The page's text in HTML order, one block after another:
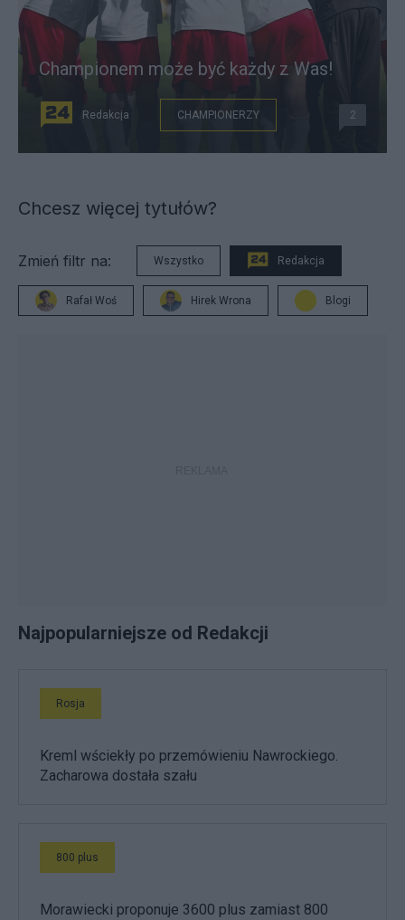
Championem może być każdy z Was!
Redakcja CHAMPIONERZY 2
Chcesz więcej tytułów?
Zmień filtr na: Wszystko Redakcja
Rafał Woś Hirek Wrona Blogi
Najpopularniejsze od Redakcji
Rosja
Kreml wściekły po przemówieniu Nawrockiego.
Zacharowa dostała szału
800 plus
Morawiecki proponuje 3600 plus zamiast 800